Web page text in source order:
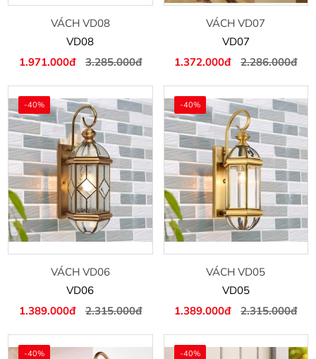
VÁCH VD08
VD08
1.971.000đ
3.285.000đ
VÁCH VD07
VD07
1.372.000đ
2.286.000đ
-40%
VÁCH VD06
VD06
1.389.000đ
2.315.000đ
-40%
VÁCH VD05
VD05
1.389.000đ
2.315.000đ
-40% -40%